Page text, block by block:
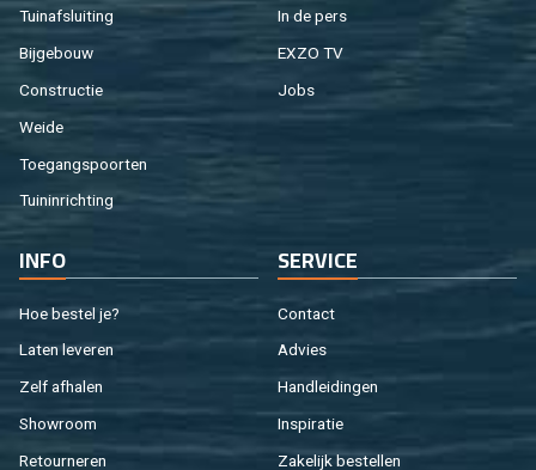
Tuin­af­slui­ting
Bij­ge­bouw
Con­struc­tie
Weide
Toe­gangs­poor­ten
Tuin­in­rich­ting
In de pers
EXZO TV
Jobs
INFO
Hoe be­stel je?
Laten le­ve­ren
Zelf af­ha­len
Show­room
Re­tour­ne­ren
SER­VI­CE
Con­tact
Ad­vies
Hand­lei­din­gen
In­spi­ra­tie
Za­ke­lijk be­stel­len